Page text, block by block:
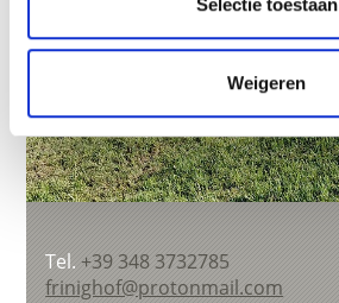
Selectie toestaan
Weigeren
Tel.+39 348 3732785
frinighof@protonmail.com